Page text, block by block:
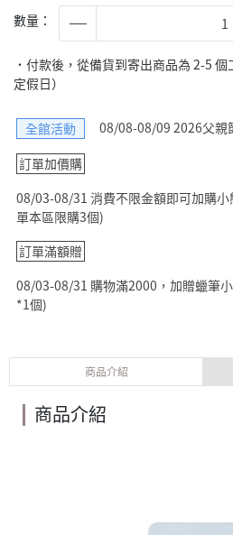
數量：
˙付款後，從備貨到寄出商品為 2-5
定假日）
全館活動
08/08-08/09 2026父親
訂單加價購
08/03-08/31 消費不限金額即可加購
單本區限購3個)
訂單滿額贈
08/03-08/31 購物滿2000，加贈蠟筆
*1個)
商品介紹
商品介紹